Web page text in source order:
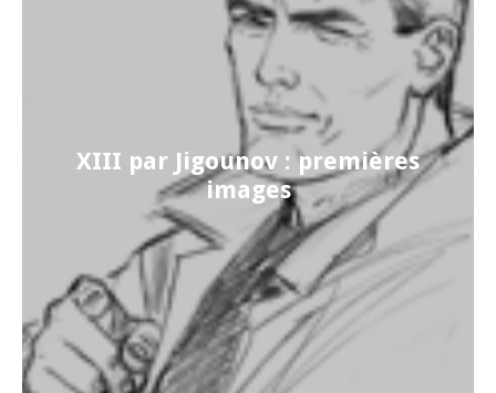
XIII par Jigounov : premières
images